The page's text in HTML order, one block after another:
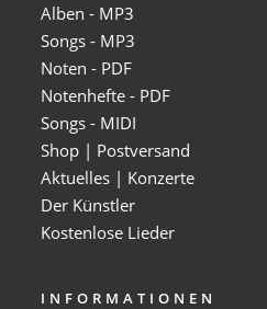
Alben - MP3
Songs - MP3
Noten - PDF
Notenhefte - PDF
Songs - MIDI
Shop | Postversand
Aktuelles | Konzerte
Der Künstler
Kostenlose Lieder
INFORMATIONEN